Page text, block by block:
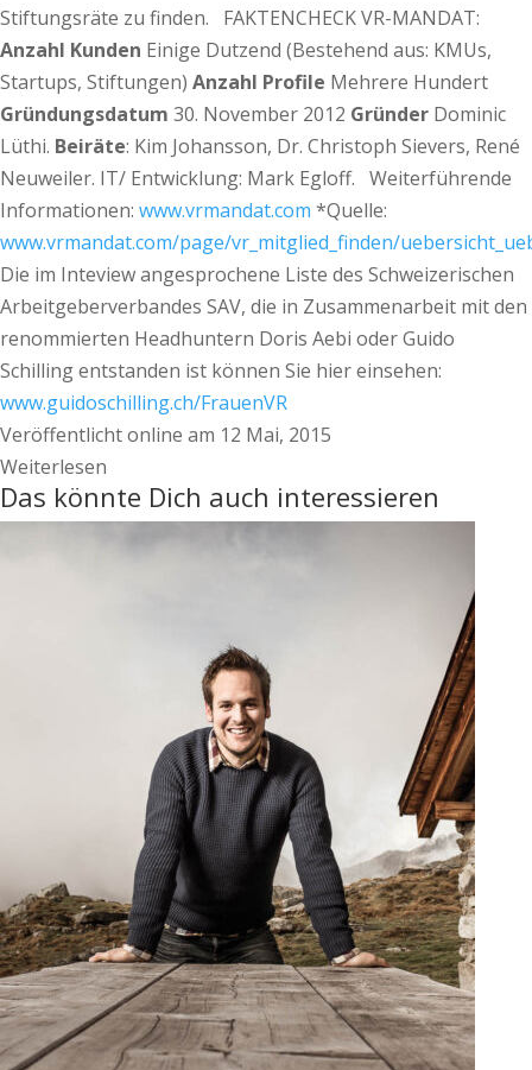
Stiftungsräte zu finden. FAKTENCHECK VR-MANDAT:
Anzahl Kunden Einige Dutzend (Bestehend aus: KMUs,
Startups, Stiftungen) Anzahl Profile Mehrere Hundert
Gründungsdatum 30. November 2012 Gründer Dominic
Lüthi. Beiräte: Kim Johansson, Dr. Christoph Sievers, René
Neuweiler. IT/ Entwicklung: Mark Egloff. Weiterführende
Informationen: www.vrmandat.com *Quelle:
www.vrmandat.com/page/vr_mitglied_finden/
Die im Inteview angesprochene Liste des Schweizerischen
Arbeitgeberverbandes SAV, die in Zusammenarbeit mit den
renommierten Headhuntern Doris Aebi oder Guido
Schilling entstanden ist können Sie hier einsehen:
www.guidoschilling.ch/FrauenVR
Veröffentlicht online am 12 Mai, 2015
Weiterlesen
Das könnte Dich auch interessieren